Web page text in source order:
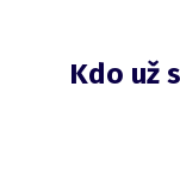
Kdo už